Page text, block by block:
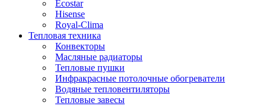
Ecostar
Hisense
Royal-Clima
Тепловая техника
Конвекторы
Масляные радиаторы
Тепловые пушки
Инфракрасные потолочные обогреватели
Водяные тепловентиляторы
Тепловые завесы